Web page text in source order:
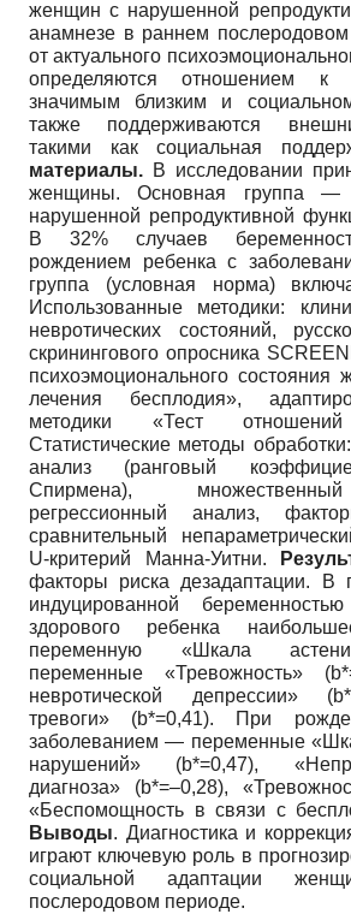
женщин с нарушенной
анамнезе в раннем послеродовом
от актуального
определяются отношением к
значимым близким и
также поддерживаются
такими как социальная
материалы. В исследовании
женщины. Основная группа
нарушенной репродуктивной
В 32% случаев
рождением ребенка с
группа (условная норма)
Использованные методики:
невротических состояний,
скринингового опросника
психоэмоционального
лечения бесплодия»,
методики «Тест
Статистические методы
анализ (ранговый
Спирмена),
регрессионный анализ,
сравнительный
U-критерий Манна-Уитни.
факторы риска дезадаптации. В
индуцированной
здорового ребенка
переменную «Шкала
переменные «Тревожность»
невротической депрессии»
тревоги» (b*=0,41). При
заболеванием — переменные
нарушений» (b*=0,47),
диагноза» (b*=–0,28),
«Беспомощность в связи с
Выводы. Диагностика и
играют ключевую роль в
социальной адаптации
послеродовом периоде.